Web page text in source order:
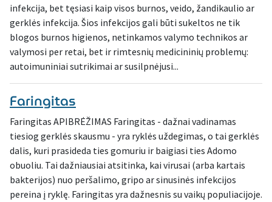
infekcija, bet tęsiasi kaip visos burnos, veido, žandikaulio ar
gerklės infekcija. Šios infekcijos gali būti sukeltos ne tik
blogos burnos higienos, netinkamos valymo technikos ar
valymosi per retai, bet ir rimtesnių medicininių problemų:
autoimuniniai sutrikimai ar susilpnėjusi...
Faringitas
Faringitas APIBRĖŽIMAS Faringitas - dažnai vadinamas
tiesiog gerklės skausmu - yra ryklės uždegimas, o tai gerklės
dalis, kuri prasideda ties gomuriu ir baigiasi ties Adomo
obuoliu. Tai dažniausiai atsitinka, kai virusai (arba kartais
bakterijos) nuo peršalimo, gripo ar sinusinės infekcijos
pereina į ryklę. Faringitas yra dažnesnis su vaikų populiacijoje.